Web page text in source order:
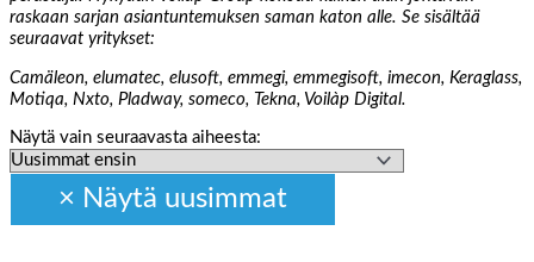
raskaan sarjan asiantuntemuksen saman katon alle. Se sisältää
seuraavat yritykset:
Camäleon, elumatec, elusoft, emmegi, emmegisoft, imecon, Keraglass,
Motiqa, Nxto, Pladway, someco, Tekna, Voilàp Digital.
Näytä vain seuraavasta aiheesta: